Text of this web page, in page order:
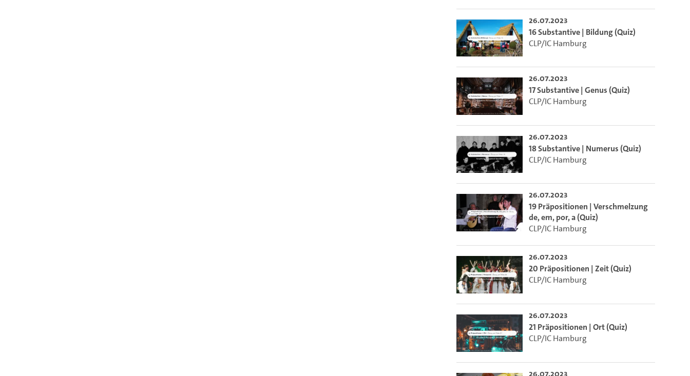
26.07.2023
16 Substantive | Bildung (Quiz)
CLP/IC Hamburg
26.07.2023
17 Substantive | Genus (Quiz)
CLP/IC Hamburg
26.07.2023
18 Substantive | Numerus (Quiz)
CLP/IC Hamburg
26.07.2023
19 Präpositionen | Verschmelzung
de, em, por, a (Quiz)
CLP/IC Hamburg
26.07.2023
20 Präpositionen | Zeit (Quiz)
CLP/IC Hamburg
26.07.2023
21 Präpositionen | Ort (Quiz)
CLP/IC Hamburg
26.07.2023